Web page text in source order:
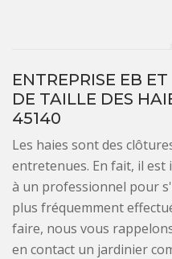
ENTREPRISE EB
DE TAILLE DES
45140
Les haies sont des
entretenues. En fait, il
à un professionnel pour
plus fréquemment
faire, nous vous
en contact un jardinier